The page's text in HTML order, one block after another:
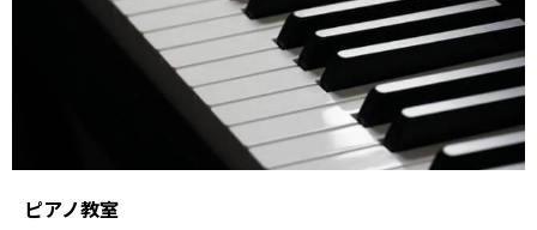
ピアノ教室